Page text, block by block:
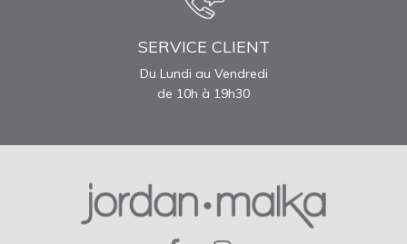
SERVICE CLIENT
Du Lundi au Vendredi
de 10h à 19h30